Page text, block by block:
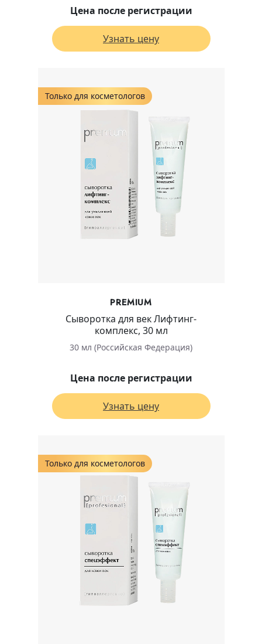
Цена после регистрации
Узнать цену
Только для косметологов
PREMIUM
Сыворотка для век Лифтинг-
комплекс, 30 мл
30 мл (Российская Федерация)
Цена после регистрации
Узнать цену
Только для косметологов